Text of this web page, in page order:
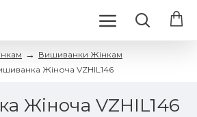
Вишиванки Жінкам
Жіноча VZHIL146
Жіноча VZHIL146